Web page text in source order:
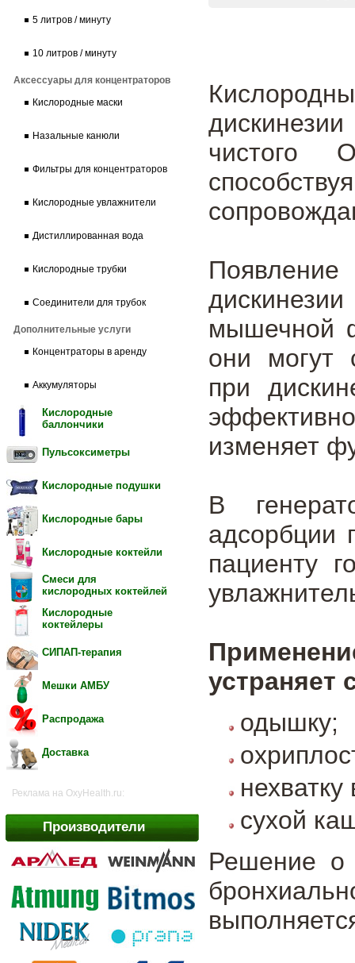
5 литров / минуту
10 литров / минуту
Аксессуары для концентраторов
Кислородные маски
Назальные канюли
Фильтры для концентраторов
Кислородные увлажнители
Дистиллированная вода
Кислородные трубки
Соединители для трубок
Дополнительные услуги
Концентраторы в аренду
Аккумуляторы
Кислородные
баллончики
Пульсоксиметры
Кислородные подушки
Кислородные бары
Кислородные коктейли
Смеси для
кислородных коктейлей
Кислородные
коктейлеры
СИПАП-терапия
Мешки АМБУ
Распродажа
Доставка
Реклама на OxyHealth.ru:
Производители
чистого
мышечной
они могут
при
изменяет
В
адсорбции
пациенту
одышку;
сухой
Решение о